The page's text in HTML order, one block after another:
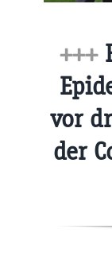
+++
vor
der